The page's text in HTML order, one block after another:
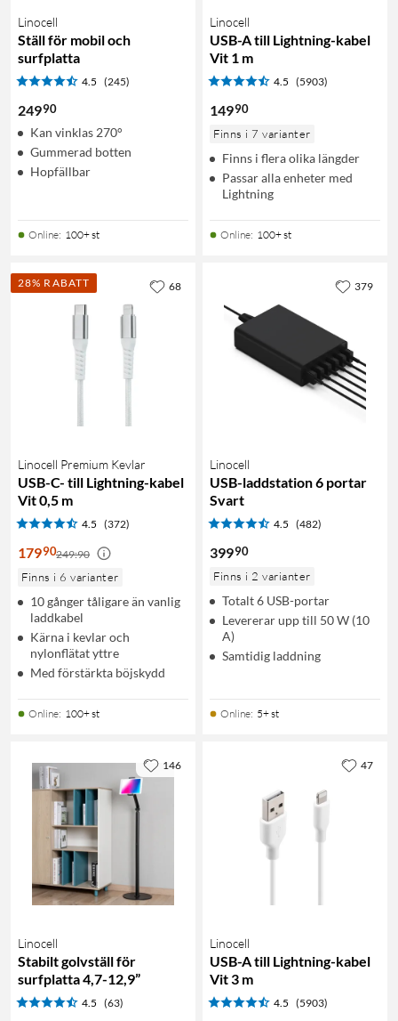
Linocell
Ställ för mobil och
surfplatta
4.5 (245)
24990
Kan vinklas 270°
Gummerad botten
Hopfällbar
Online: 100+ st
Linocell
USB-A till Lightning-kabel
Vit 1 m
4.5 (5903)
14990
Finns i 7 varianter
Finns i flera olika längder
Passar alla enheter med
Lightning
Online: 100+ st
28% RABATT
Linocell Premium Kevlar
USB-C- till Lightning-kabel
Vit 0,5 m
4.5 (372)
17990249:90
Finns i 6 varianter
10 gånger tåligare än vanlig
laddkabel
Kärna i kevlar och
nylonflätat yttre
Med förstärkta böjskydd
Online: 100+ st
68
Linocell
USB-laddstation 6 portar
Svart
4.5 (482)
39990
Finns i 2 varianter
Totalt 6 USB-portar
Levererar upp till 50 W (10
A)
Samtidig laddning
Online: 5+ st
379
Linocell
Stabilt golvställ för
surfplatta 4,7-12,9”
4.5 (63)
146
Linocell
USB-A till Lightning-kabel
Vit 3 m
4.5 (5903)
47